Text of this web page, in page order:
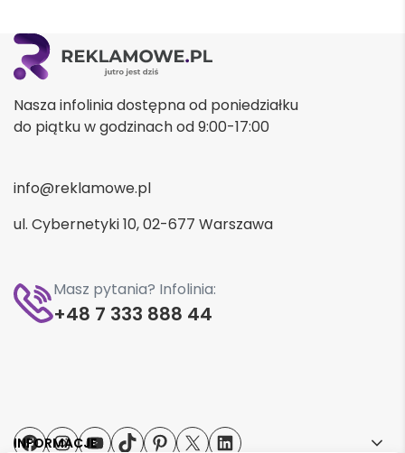
Nasza infolinia dostępna od poniedziałku
do piątku w godzinach od 9:00-17:00
info@reklamowe.pl
ul. Cybernetyki 10, 02-677 Warszawa
Masz pytania? Infolinia:
+48 7 333 888 44
Facebook
Instagram
YouTube
TikTokPinterest
X LinkedIn
INFORMACJE